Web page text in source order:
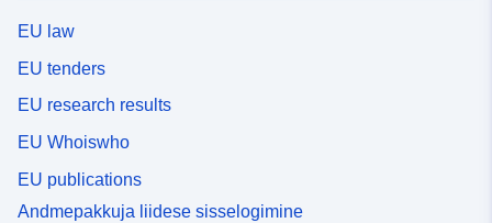
EU law
EU tenders
EU research results
EU Whoiswho
EU publications
Andmepakkuja liidese sisselogimine